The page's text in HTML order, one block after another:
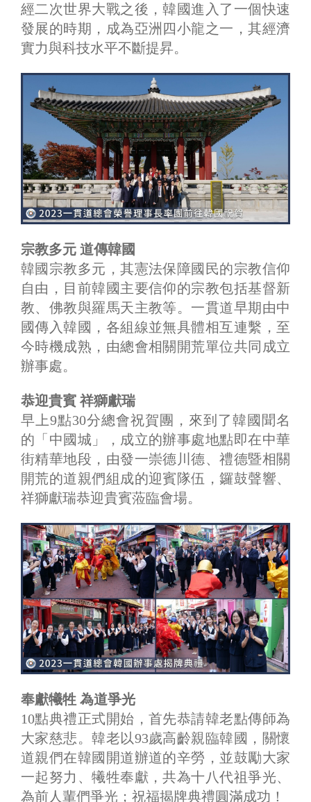
經二次世界大戰之後，韓國進入了一個快速
發展的時期，成為亞洲四小龍之一，其經濟
實力與科技水平不斷提昇。
宗教多元 道傳韓國
韓國宗教多元，其憲法保障國民的宗教信仰
自由，目前韓國主要信仰的宗教包括基督新
教、佛教與羅馬天主教等。一貫道早期由中
國傳入韓國，各組線並無具體相互連繫，至
今時機成熟，由總會相關開荒單位共同成立
辦事處。
恭迎貴賓 祥獅獻瑞
早上9點30分總會祝賀團，來到了韓國聞名
的「中國城」，成立的辦事處地點即在中華
街精華地段，由發一崇德川德、禮德暨相關
開荒的道親們組成的迎賓隊伍，鑼鼓聲響、
祥獅獻瑞恭迎貴賓蒞臨會場。
奉獻犧牲 為道爭光
10點典禮正式開始，首先恭請韓老點傳師為
大家慈悲。韓老以93歲高齡親臨韓國，關懷
道親們在韓國開道辦道的辛勞，並鼓勵大家
一起努力、犧牲奉獻，共為十八代祖爭光、
為前人輩們爭光；祝福揭牌典禮圓滿成功！